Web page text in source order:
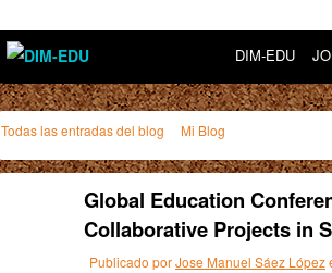
DIM-EDU
Todas las entradas del blog Mi Blog
Global Education
Collaborative Projects in
Publicado porJose Manuel Sáez López